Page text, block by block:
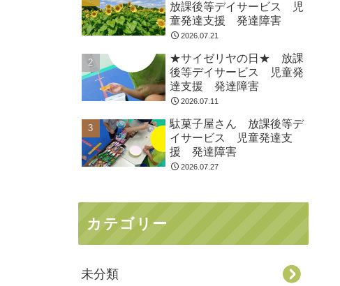
放課後等デイサービス 児
童発達支援 発達障害
2026.07.21
★サイゼリヤの日★ 放課
後等デイサービス 児童発
達支援 発達障害
2026.07.11
駄菓子屋さん 放課後等デ
イサービス 児童発達支
援 発達障害
2026.07.27
カテゴリー
未分類